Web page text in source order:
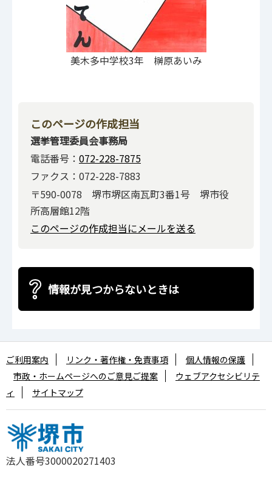
美木多中学校3年 榊原あいみ
このページの作成担当
選挙管理委員会事務局
電話番号： 072-228-7875
ファクス：072-228-7883
〒590-0078 堺市堺区南瓦町3番1号 堺市役
所高層館12階
このページの作成担当にメールを送る
情報が見つからないときは
法人番号3000020271403
ご利用案内 リンク・著作権・免責事項
個人情報の保護
市政・ホームページへのご意見ご提案
ウェブアクセシビリテ
ィ
サイトマップ